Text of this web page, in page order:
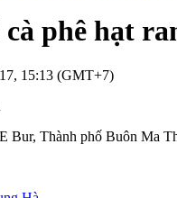
cà phê hạt
15:13 (GMT+7)
Bur, Thành phố Buôn Ma